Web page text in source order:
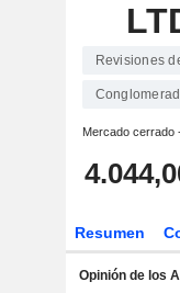
Revisiones
Mercado cerrado
Resumen
Opinión de los